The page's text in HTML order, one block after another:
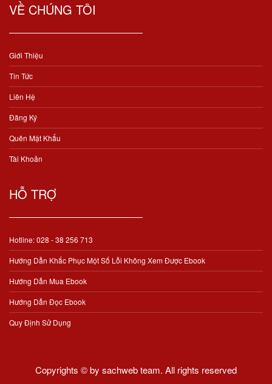
VỀ CHÚNG TÔI
Giới Thiệu
Tin Tức
Liên Hệ
Đăng Ký
Quên Mật Khẩu
Tài Khoản
HỖ TRỢ
Hotline: 028 - 38 256 713
Hướng Dẫn Khắc Phục Một Số Lỗi Không Xem Được Ebook
Hướng Dẫn Mua Ebook
Hướng Dẫn Đọc Ebook
Quy Định Sử Dụng
Copyrights © by sachweb team. All rights reserved